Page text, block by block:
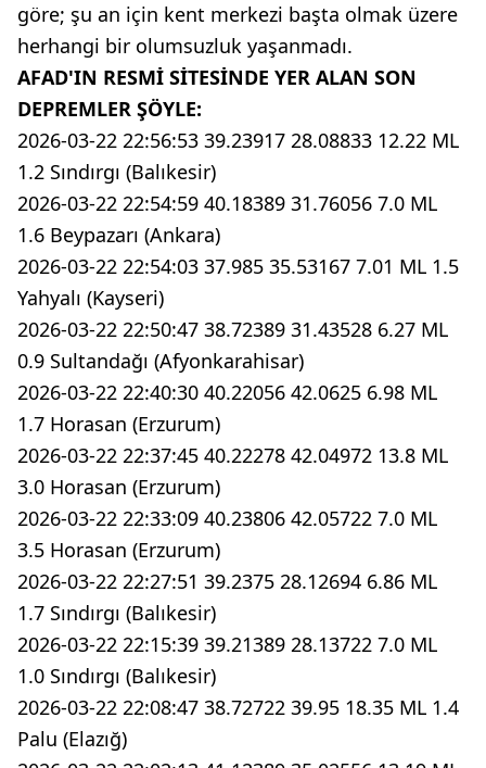
göre; şu an için kent merkezi başta olmak üzere
herhangi bir olumsuzluk yaşanmadı.
AFAD'IN RESMİ SİTESİNDE YER ALAN SON
DEPREMLER ŞÖYLE:
2026-03-22 22:56:53 39.23917 28.08833 12.22 ML
1.2 Sındırgı (Balıkesir)
2026-03-22 22:54:59 40.18389 31.76056 7.0 ML
1.6 Beypazarı (Ankara)
2026-03-22 22:54:03 37.985 35.53167 7.01 ML 1.5
Yahyalı (Kayseri)
2026-03-22 22:50:47 38.72389 31.43528 6.27 ML
0.9 Sultandağı (Afyonkarahisar)
2026-03-22 22:40:30 40.22056 42.0625 6.98 ML
1.7 Horasan (Erzurum)
2026-03-22 22:37:45 40.22278 42.04972 13.8 ML
3.0 Horasan (Erzurum)
2026-03-22 22:33:09 40.23806 42.05722 7.0 ML
3.5 Horasan (Erzurum)
2026-03-22 22:27:51 39.2375 28.12694 6.86 ML
1.7 Sındırgı (Balıkesir)
2026-03-22 22:15:39 39.21389 28.13722 7.0 ML
1.0 Sındırgı (Balıkesir)
2026-03-22 22:08:47 38.72722 39.95 18.35 ML 1.4
Palu (Elazığ)